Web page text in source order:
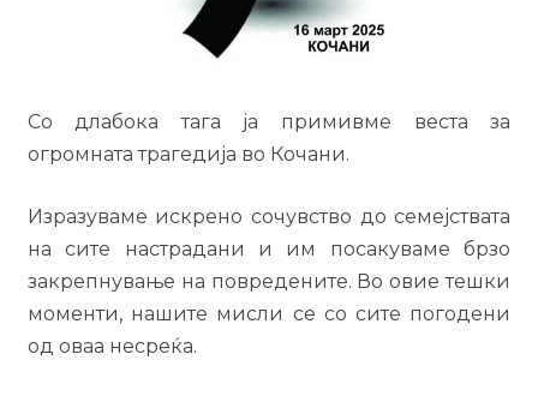
Со длабока тага ја примивме веста за
огромната трагедија во Кочани.
Изразуваме искрено сочувство до семејствата
на сите настрадани и им посакуваме брзо
закрепнување на повредените. Во овие тешки
моменти, нашите мисли се со сите погодени
од оваа несреќа.